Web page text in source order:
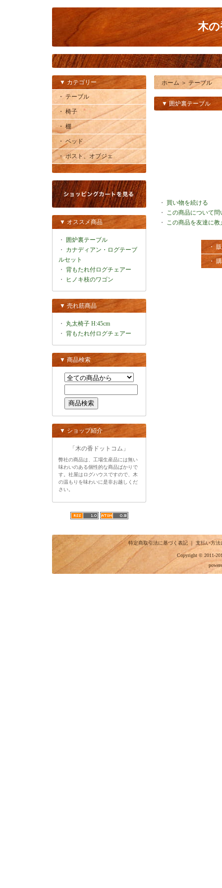
木
▼ カテゴリー
・ テーブル
・ 椅子
・ 棚
・ ベッド
・ ポスト、オブジェ
▼ オススメ商品
・
囲炉裏テーブル
・ カナディアン・ログテーブ
ルセット
・ 背もたれ付ログチェアー
・
ヒノキ枝のワゴン
▼ 売れ筋商品
・ 丸太椅子 H:45cm
・ 背もたれ付ログチェアー
▼ 商品検索
▼ ショップ紹介
「木の香ドットコム」
弊社の商品は、工場生産品には無い
味わいのある個性的な商品ばかりで
す。社屋はログハウスですので、木
の温もりを味わいに是非お越しくだ
さい。
ホーム ＞ テーブル
▼ 囲炉裏テーブル
・ 買い物を続ける
・ この商品について問
・ この商品を友達に教
・
・
特定商取引法に基づく表記｜ 支払い方法
Copyright © 2011-